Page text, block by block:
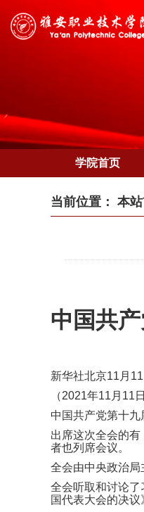
学院首页
当前位置： 本
中国共
新华社北京11月
（2021年11月11
中国共产党第十九
出席这次全会的
者也列席会议。
全会由中央政治局
全会听取和讨论
国代表大会的决